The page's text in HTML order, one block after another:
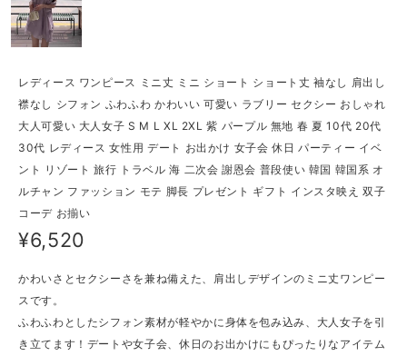
レディース ワンピース ミニ丈 ミニ ショート ショート丈 袖なし 肩出し
襟なし シフォン ふわふわ かわいい 可愛い ラブリー セクシー おしゃれ
大人可愛い 大人女子 S M L XL 2XL 紫 パープル 無地 春 夏 10代 20代
30代 レディース 女性用 デート お出かけ 女子会 休日 パーティー イベ
ント リゾート 旅行 トラベル 海 二次会 謝恩会 普段使い 韓国 韓国系 オ
ルチャン ファッション モテ 脚長 プレゼント ギフト インスタ映え 双子
コーデ お揃い
¥6,520
かわいさとセクシーさを兼ね備えた、肩出しデザインのミニ丈ワンピー
スです。
ふわふわとしたシフォン素材が軽やかに身体を包み込み、大人女子を引
き立てます！デートや女子会、休日のお出かけにもぴったりなアイテム